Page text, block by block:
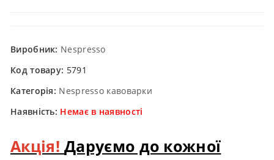
Виробник: Nespresso
Код товару: 5791
Категорія: Nespresso кавоварки
Наявність: Немає в наявності
Акція!Даруємо до кожної